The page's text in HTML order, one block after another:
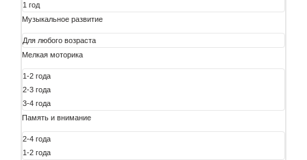
1 год
Музыкальное развитие
Для любого возраста
Мелкая моторика
1-2 года
2-3 года
3-4 года
Память и внимание
2-4 года
1-2 года